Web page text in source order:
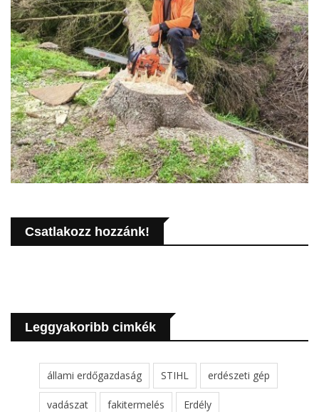
Csatlakozz hozzánk!
Leggyakoribb cimkék
állami erdőgazdaság STIHL erdészeti gép
vadászat fakitermelés Erdély